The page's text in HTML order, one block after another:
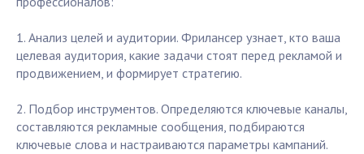
1. Анализ целей и аудитории. Фрилансер узнает, кто ваша
целевая аудитория, какие задачи стоят перед рекламой и
продвижением, и формирует стратегию.
2. Подбор инструментов. Определяются ключевые каналы,
составляются рекламные сообщения, подбираются
ключевые слова и настраиваются параметры кампаний.